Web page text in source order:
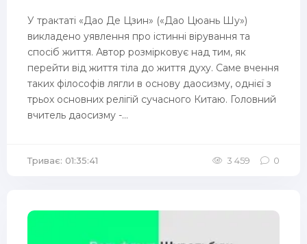
У трактаті «Дао Де Цзин» («Дао Цюань Шу»)
викладено уявлення про істинні вірування та
спосіб життя. Автор розмірковує над тим, як
перейти від життя тіла до життя духу. Саме вчення
таких філософів лягли в основу даосизму, однієї з
трьох основних релігій сучасного Китаю. Головний
вчитель даосизму -...
Триває: 01:35:41 3 459 0